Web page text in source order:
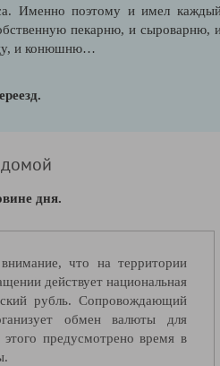
Именно поэтому и имел
пекарню, и сыроварню,
и конюшню…
дня.
что на территории
действует национальная
рубль. Сопровождающий
обмен валюты для
этого предусмотрено время в